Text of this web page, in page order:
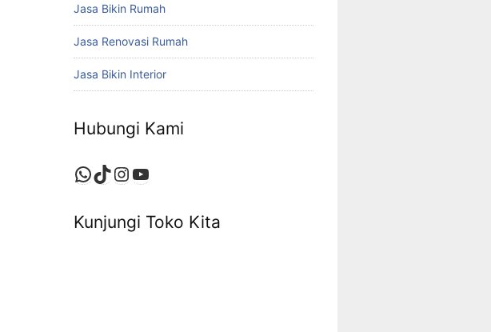
Jasa Bikin Rumah
Jasa Renovasi Rumah
Jasa Bikin Interior
Hubungi Kami
WhatsApp
TikTok
Instagram
YouTube
Kunjungi Toko Kita